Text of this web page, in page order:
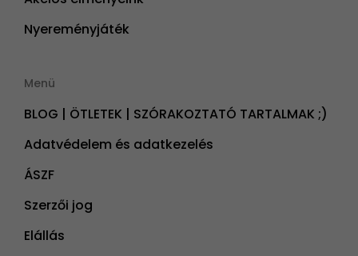
Nyereményjáték
Menü
BLOG | ÖTLETEK | SZÓRAKOZTATÓ TARTALMAK ;)
Adatvédelem és adatkezelés
ÁSZF
Szerzői jog
Elállás